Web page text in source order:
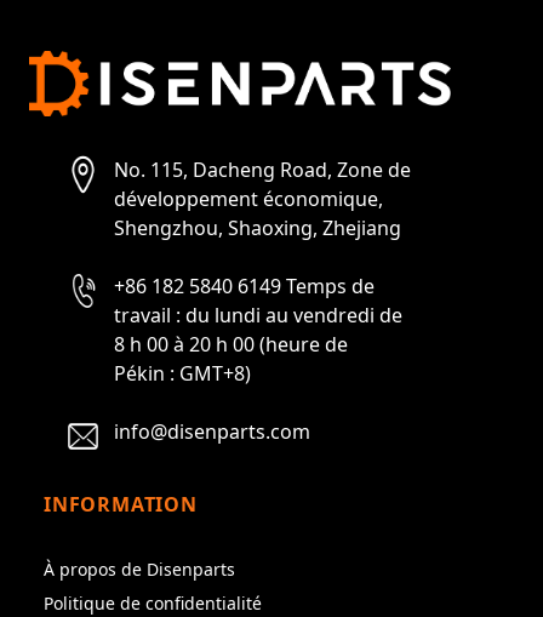
No. 115, Dacheng Road, Zone de
développement économique,
Shengzhou, Shaoxing, Zhejiang
+86 182 5840 6149 Temps de
travail : du lundi au vendredi de
8 h 00 à 20 h 00 (heure de
Pékin : GMT+8)
info@disenparts.com
INFORMATION
À propos de Disenparts
Politique de confidentialité